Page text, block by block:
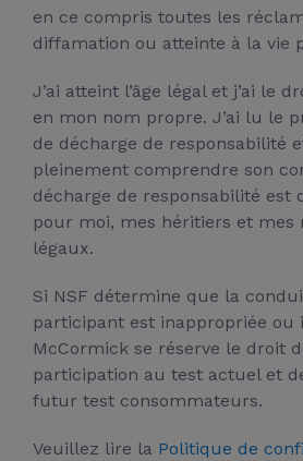
en ce compris toutes les
diffamation ou atteinte à la vie
J’ai atteint l’âge légal et j’ai le
en mon nom propre. J’ai lu le
de décharge de responsabilité
pleinement comprendre son
décharge de responsabilité est
pour moi, mes héritiers et mes
légaux.
Si NSF détermine que la
participant est inappropriée ou
McCormick se réserve le droit
participation au test actuel et
futur test consommateurs.
Veuillez lire la Politique de